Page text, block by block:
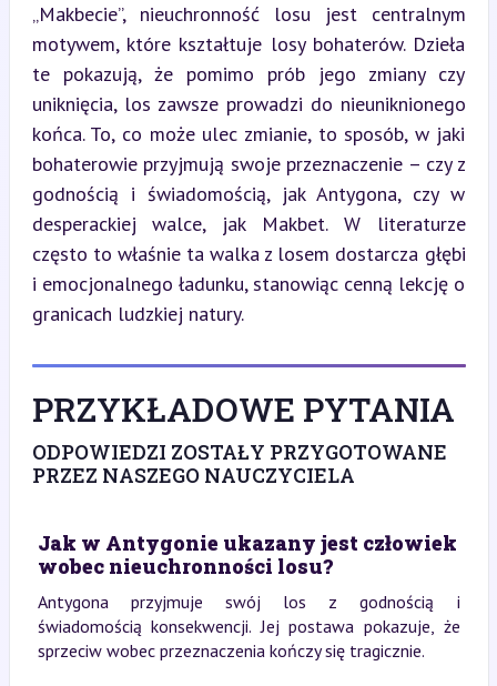
„Makbecie”, nieuchronność losu jest centralnym
motywem, które kształtuje losy bohaterów. Dzieła
te pokazują, że pomimo prób jego zmiany czy
uniknięcia, los zawsze prowadzi do nieuniknionego
końca. To, co może ulec zmianie, to sposób, w jaki
bohaterowie przyjmują swoje przeznaczenie – czy z
godnością i świadomością, jak Antygona, czy w
desperackiej walce, jak Makbet. W literaturze
często to właśnie ta walka z losem dostarcza głębi
i emocjonalnego ładunku, stanowiąc cenną lekcję o
granicach ludzkiej natury.
PRZYKŁADOWE PYTANIA
ODPOWIEDZI ZOSTAŁY PRZYGOTOWANE
PRZEZ NASZEGO NAUCZYCIELA
Jak w Antygonie ukazany jest człowiek
wobec nieuchronności losu?
Antygona przyjmuje swój los z godnością i
świadomością konsekwencji. Jej postawa pokazuje, że
sprzeciw wobec przeznaczenia kończy się tragicznie.